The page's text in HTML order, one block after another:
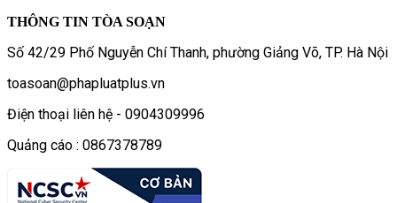
THÔNG TIN TÒA SOẠN
Số 42/29 Phố Nguyễn Chí Thanh, phường Giảng Võ, TP. Hà Nội
toasoan@phapluatplus.vn
Điện thoại liên hệ - 0904309996
Quảng cáo : 0867378789